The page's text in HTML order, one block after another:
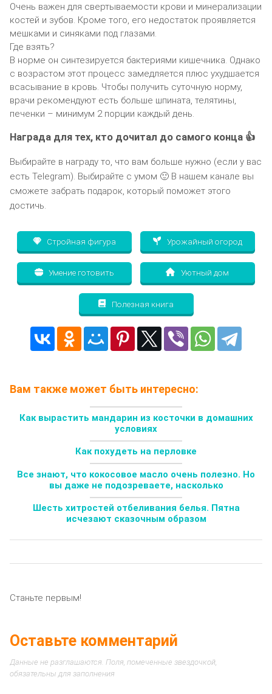
Очень важен для свертываемости крови и минерализации
костей и зубов. Кроме того, его недостаток проявляется
мешками и синяками под глазами.
Где взять?
В норме он синтезируется бактериями кишечника. Однако
с возрастом этот процесс замедляется плюс ухудшается
всасывание в кровь. Чтобы получить суточную норму,
врачи рекомендуют есть больше шпината, телятины,
печенки – минимум 2 порции каждый день.
Награда для тех, кто дочитал до самого конца 👍
Выбирайте в награду то, что вам больше нужно (если у вас
есть Telegram). Выбирайте с умом 🙂 В нашем канале вы
сможете забрать подарок, который поможет этого
достичь.
Стройная фигура Урожайный огород
Умение готовить Уютный дом
Полезная книга
Вам также может быть интересно:
Как вырастить мандарин из косточки в домашних
условиях
Как похудеть на перловке
Все знают, что кокосовое масло очень полезно. Но
вы даже не подозреваете, насколько
Шесть хитростей отбеливания белья. Пятна
исчезают сказочным образом
Станьте первым!
Оставьте комментарий
Данные не разглашаются. Поля, помеченные звездочкой,
обязательны для заполнения